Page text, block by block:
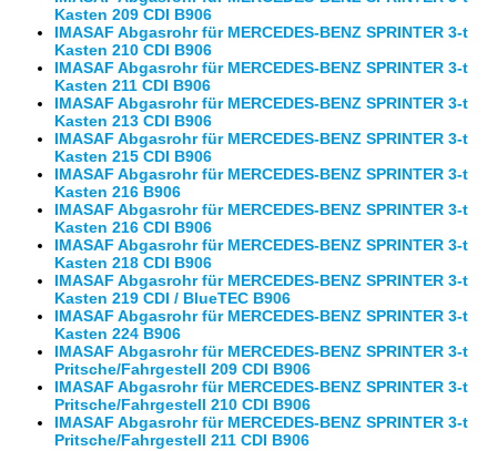
Kasten 209 CDI B906
IMASAF Abgasrohr für MERCEDES-BENZ SPRINTER 3-t
Kasten 210 CDI B906
IMASAF Abgasrohr für MERCEDES-BENZ SPRINTER 3-t
Kasten 211 CDI B906
IMASAF Abgasrohr für MERCEDES-BENZ SPRINTER 3-t
Kasten 213 CDI B906
IMASAF Abgasrohr für MERCEDES-BENZ SPRINTER 3-t
Kasten 215 CDI B906
IMASAF Abgasrohr für MERCEDES-BENZ SPRINTER 3-t
Kasten 216 B906
IMASAF Abgasrohr für MERCEDES-BENZ SPRINTER 3-t
Kasten 216 CDI B906
IMASAF Abgasrohr für MERCEDES-BENZ SPRINTER 3-t
Kasten 218 CDI B906
IMASAF Abgasrohr für MERCEDES-BENZ SPRINTER 3-t
Kasten 219 CDI / BlueTEC B906
IMASAF Abgasrohr für MERCEDES-BENZ SPRINTER 3-t
Kasten 224 B906
IMASAF Abgasrohr für MERCEDES-BENZ SPRINTER 3-t
Pritsche/Fahrgestell 209 CDI B906
IMASAF Abgasrohr für MERCEDES-BENZ SPRINTER 3-t
Pritsche/Fahrgestell 210 CDI B906
IMASAF Abgasrohr für MERCEDES-BENZ SPRINTER 3-t
Pritsche/Fahrgestell 211 CDI B906